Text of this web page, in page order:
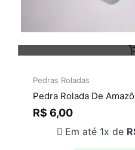
Pedras Roladas
Pedra Rolada De
R$ 6,00
Em até 1x de